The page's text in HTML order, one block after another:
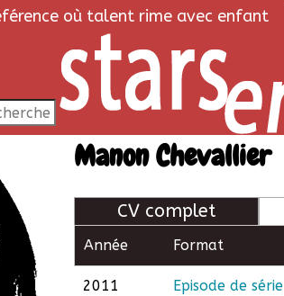
où talent rime avec enfant
Manon Chevallier
CV complet
Année Format
2011 Episode de série